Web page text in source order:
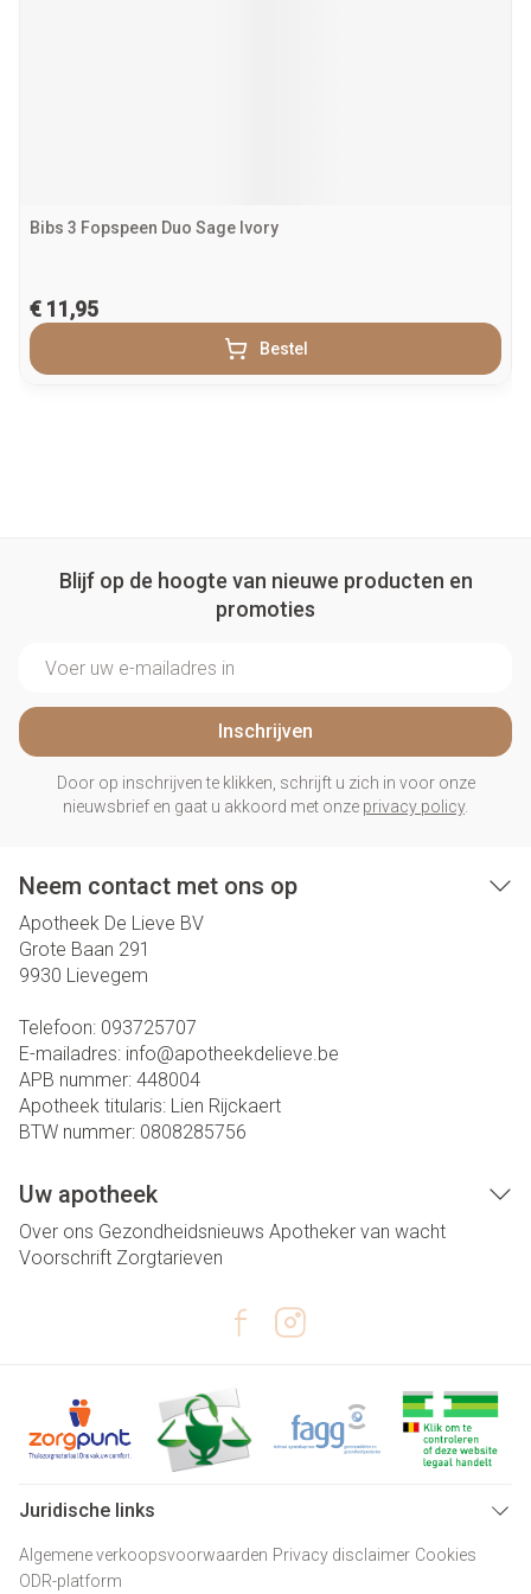
Bibs 3 Fopspeen Duo Sage Ivory
€ 11,95
Bestel
Blijf op de hoogte van nieuwe producten en
promoties
Inschrijven
Door op inschrijven te klikken, schrijft u zich in voor onze
nieuwsbrief en gaat u akkoord met onze privacy policy.
Neem contact met ons op
Apotheek De Lieve BV
Grote Baan 291
9930 Lievegem
Telefoon: 093725707
E-mailadres: info@apotheekdelieve.be
APB nummer: 448004
Apotheek titularis: Lien Rijckaert
BTW nummer: 0808285756
Uw apotheek
Over ons Gezondheidsnieuws Apotheker van wacht
Voorschrift Zorgtarieven
Juridische links
Algemene verkoopsvoorwaarden Privacy disclaimer Cookies
ODR-platform